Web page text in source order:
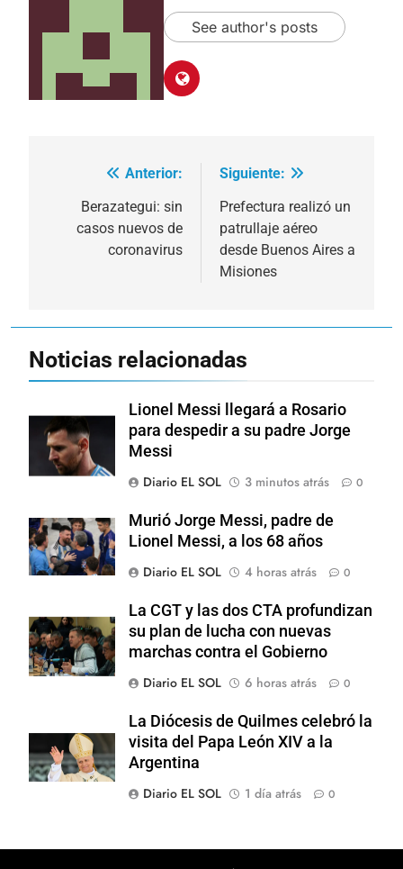
See author's posts
Navegación
entradas
Anterior:
Berazategui: sin
casos nuevos de
coronavirus
Siguiente:
Prefectura realizó un
patrullaje aéreo
desde Buenos Aires a
Misiones
Noticias relacionadas
Lionel Messi llegará a Rosario
para despedir a su padre Jorge
Messi
Diario EL SOL
3 minutos atrás 0
Murió Jorge Messi, padre de
Lionel Messi, a los 68 años
Diario EL SOL
4 horas atrás 0
La CGT y las dos CTA profundizan
su plan de lucha con nuevas
marchas contra el Gobierno
Diario EL SOL
6 horas atrás 0
La Diócesis de Quilmes celebró la
visita del Papa León XIV a la
Argentina
Diario EL SOL
1 día atrás 0